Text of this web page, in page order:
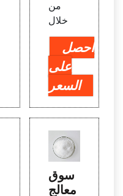
من
خلال
احصل
على
السعر
سوق
معالج